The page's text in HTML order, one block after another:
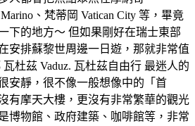
、梵蒂岡 Vatican City 等，畢竟
下的地方～ 但如果剛好在瑞士東部
安排蘇黎世周邊一日遊，那就非常值
杜茲 Vaduz. 瓦杜茲自由行 最迷人的
安靜，很不像一般想像中的「首
有摩天大樓，更沒有非常繁華的觀光
博物館、政府建築、咖啡館等，非常